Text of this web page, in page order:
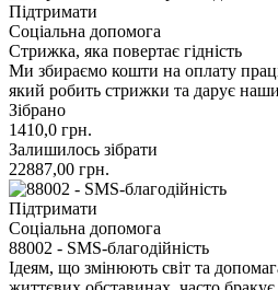
Підтримати
Соціальна допомога
Стрижка, яка повертає гідність
Ми збираємо кошти на оплату
який робить стрижки та дарує
Зібрано
1410,0 грн.
Залишилось зібрати
22887,00 грн.
Підтримати
Соціальна допомога
88002 - SMS-благодійність
Ідеям, що змінюють світ та